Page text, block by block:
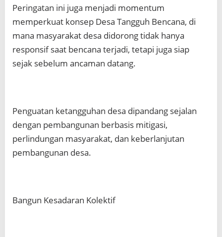
Peringatan ini juga menjadi momentum
memperkuat konsep Desa Tangguh Bencana, di
mana masyarakat desa didorong tidak hanya
responsif saat bencana terjadi, tetapi juga siap
sejak sebelum ancaman datang.
Penguatan ketangguhan desa dipandang sejalan
dengan pembangunan berbasis mitigasi,
perlindungan masyarakat, dan keberlanjutan
pembangunan desa.
Bangun Kesadaran Kolektif